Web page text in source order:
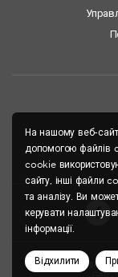
Авторське право
На нашому веб-
допомогою файлів
cookie
сайту, інші файли
та аналізу. Ви
керувати
інформації.
Відхилити